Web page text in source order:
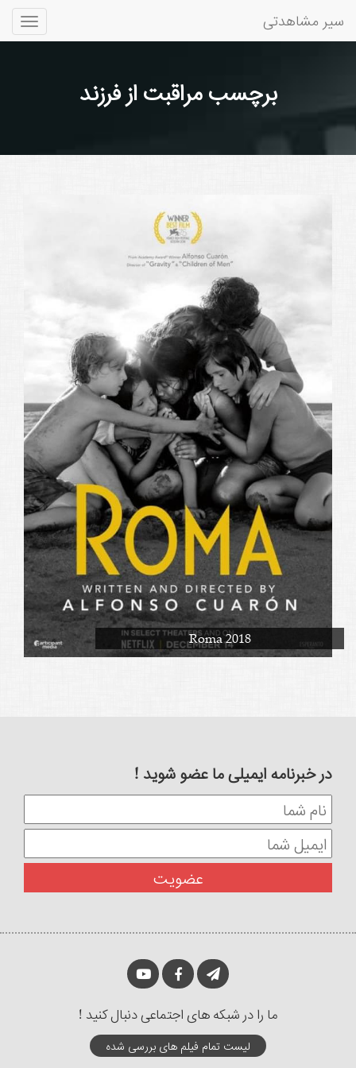
سیر مشاهدتی
برچسب مراقبت از فرزند
Roma 2018
در خبرنامه ایمیلی ما عضو شوید !
ما را در شبکه های اجتماعی دنبال کنید !
لیست تمام فیلم های بررسی شده